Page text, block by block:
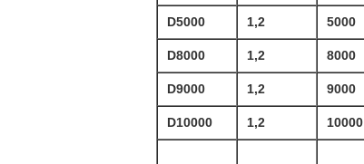
D5000 1,2 5000
D8000 1,2 8000
D9000 1,2 9000
D10000 1,2 10000